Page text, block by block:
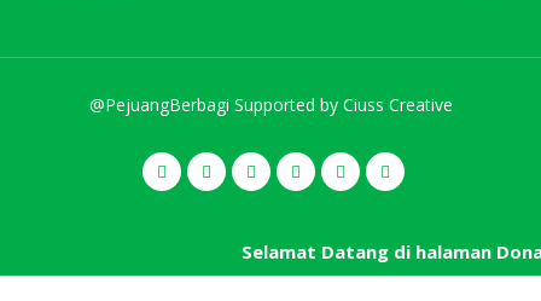
@PejuangBerbagi Supported by Ciuss Creative
Selamat Datang di halaman